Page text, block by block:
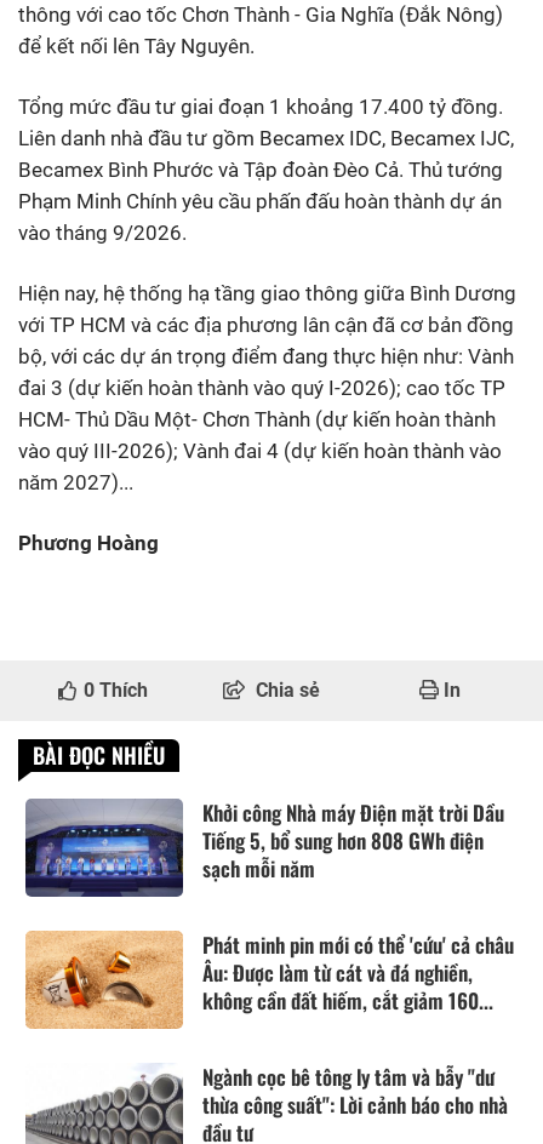
thông với cao tốc Chơn Thành - Gia Nghĩa (Đắk Nông)
để kết nối lên Tây Nguyên.
Tổng mức đầu tư giai đoạn 1 khoảng 17.400 tỷ đồng.
Liên danh nhà đầu tư gồm Becamex IDC, Becamex IJC,
Becamex Bình Phước và Tập đoàn Đèo Cả. Thủ tướng
Phạm Minh Chính yêu cầu phấn đấu hoàn thành dự án
vào tháng 9/2026.
Hiện nay, hệ thống hạ tầng giao thông giữa Bình Dương
với TP HCM và các địa phương lân cận đã cơ bản đồng
bộ, với các dự án trọng điểm đang thực hiện như: Vành
đai 3 (dự kiến hoàn thành vào quý I-2026); cao tốc TP
HCM- Thủ Dầu Một- Chơn Thành (dự kiến hoàn thành
vào quý III-2026); Vành đai 4 (dự kiến hoàn thành vào
năm 2027)...
Phương Hoàng
0 Thích Chia sẻ In
BÀI ĐỌC NHIỀU
Khởi công Nhà máy Điện mặt trời Dầu
Tiếng 5, bổ sung hơn 808 GWh điện
sạch mỗi năm
Phát minh pin mới có thể 'cứu' cả châu
Âu: Được làm từ cát và đá nghiền,
không cần đất hiếm, cắt giảm 160...
Ngành cọc bê tông ly tâm và bẫy "dư
thừa công suất": Lời cảnh báo cho nhà
đầu tư